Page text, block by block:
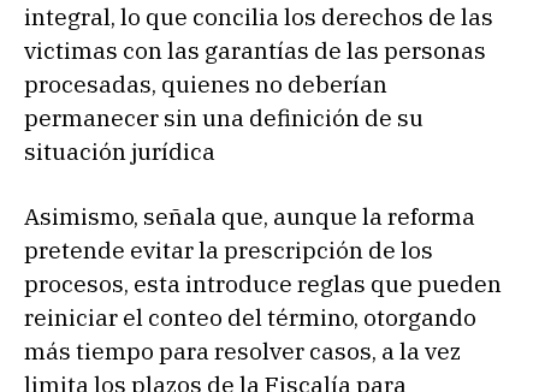
integral, lo que concilia los derechos de las
victimas con las garantías de las personas
procesadas, quienes no deberían
permanecer sin una definición de su
situación jurídica
Asimismo, señala que, aunque la reforma
pretende evitar la prescripción de los
procesos, esta introduce reglas que pueden
reiniciar el conteo del término, otorgando
más tiempo para resolver casos, a la vez
limita los plazos de la Fiscalía para